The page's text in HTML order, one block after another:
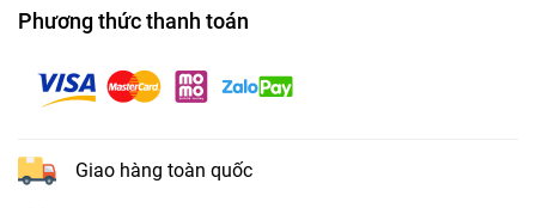
Phương thức thanh toán
Giao hàng toàn quốc